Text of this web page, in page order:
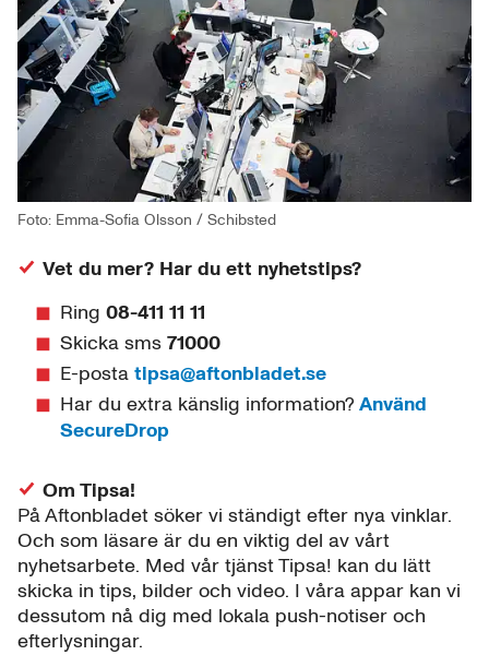
Foto: Emma-Sofia Olsson / Schibsted
Vet du mer? Har du ett nyhetstips?
Ring 08-411 11 11
Skicka sms 71000
E-posta tipsa@aftonbladet.se
Har du extra känslig information? Använd
SecureDrop
Om Tipsa!
På Aftonbladet söker vi ständigt efter nya vinklar.
Och som läsare är du en viktig del av vårt
nyhetsarbete. Med vår tjänst Tipsa! kan du lätt
skicka in tips, bilder och video. I våra appar kan vi
dessutom nå dig med lokala push-notiser och
efterlysningar.